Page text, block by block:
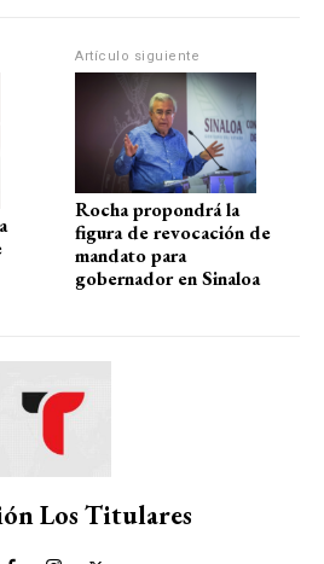
Artículo siguiente
Rocha propondrá la
figura de revocación de
mandato para
gobernador en Sinaloa
Los Titulares